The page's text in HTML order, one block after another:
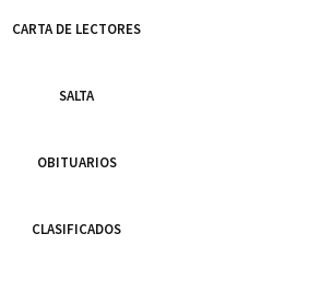
CARTA DE LECTORES
SALTA
OBITUARIOS
CLASIFICADOS